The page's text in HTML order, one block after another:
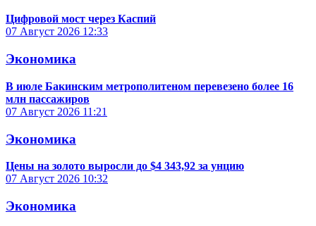
Цифровой мост через Каспий
07 Август 2026 12:33
Экономика
В июле Бакинским метрополитеном перевезено более 16
млн пассажиров
07 Август 2026 11:21
Экономика
Цены на золото выросли до $4 343,92 за унцию
07 Август 2026 10:32
Экономика